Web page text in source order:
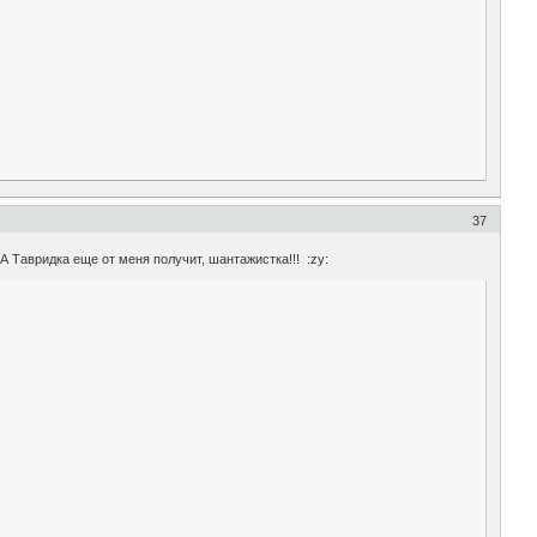
37
А Тавридка еще от меня получит, шантажистка!!! :zy: